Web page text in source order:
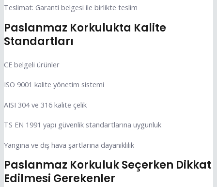
Teslimat: Garanti belgesi ile birlikte teslim
Paslanmaz Korkulukta Kalite
Standartları
CE belgeli ürünler
ISO 9001 kalite yönetim sistemi
AISI 304 ve 316 kalite çelik
TS EN 1991 yapı güvenlik standartlarına uygunluk
Yangına ve dış hava şartlarına dayanıklılık
Paslanmaz Korkuluk Seçerken Dikkat
Edilmesi Gerekenler